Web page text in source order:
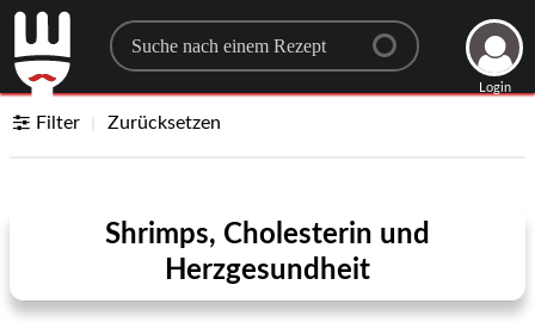
Search for a recipe
Login
Filter Zurücksetzen
Shrimps, Cholesterin und
Herzgesundheit